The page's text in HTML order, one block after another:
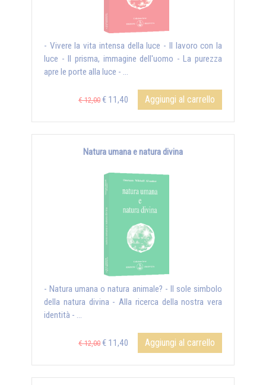
- Vivere la vita intensa della luce - Il lavoro con la
luce - Il prisma, immagine dell'uomo - La purezza
apre le porte alla luce - ...
€ 12,00 € 11,40 Aggiungi al carrello
Natura umana e natura divina
- Natura umana o natura animale? - Il sole simbolo
della natura divina - Alla ricerca della nostra vera
identità - ...
€ 12,00 € 11,40 Aggiungi al carrello